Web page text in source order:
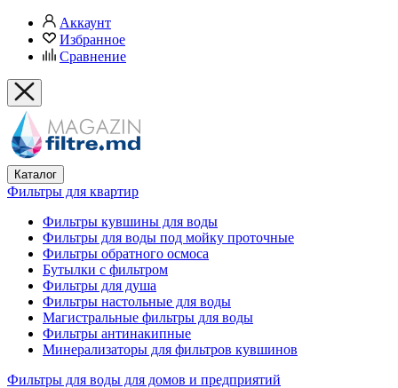
Аккаунт
Избранное
Сравнение
Каталог
Фильтры для квартир
Фильтры кувшины для воды
Фильтры для воды под мойку проточные
Фильтры обратного осмоса
Бутылки с фильтром
Фильтры для душа
Фильтры настольные для воды
Магистральные фильтры для воды
Фильтры антинакипные
Минерализаторы для фильтров кувшинов
Фильтры для воды для домов и предприятий